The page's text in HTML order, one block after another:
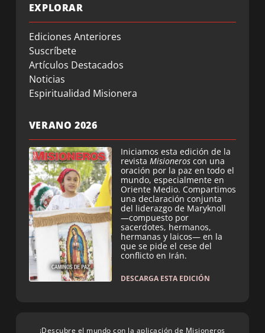
EXPLORAR
Ediciones Anteriores
Suscríbete
Artículos Destacados
Noticias
Espiritualidad Misionera
VERANO 2026
Iniciamos esta edición de la
revista Misioneros con una
oración por la paz en todo el
mundo, especialmente en
Oriente Medio. Compartimos
una declaración conjunta
del liderazgo de Maryknoll
—compuesto por
sacerdotes, hermanos,
hermanas y laicos— en la
que se pide el cese del
conflicto en Irán.
DESCARGA ESTA EDICIÓN
¡Descubre el mundo con la aplicación de Misioneros